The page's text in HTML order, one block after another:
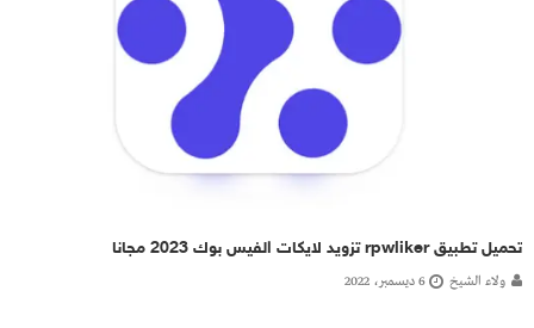
تحميل تطبيق rpwliker تزويد لايكات الفيس بوك 2023 مجانا
ولاء الشيخ 6 ديسمبر، 2022